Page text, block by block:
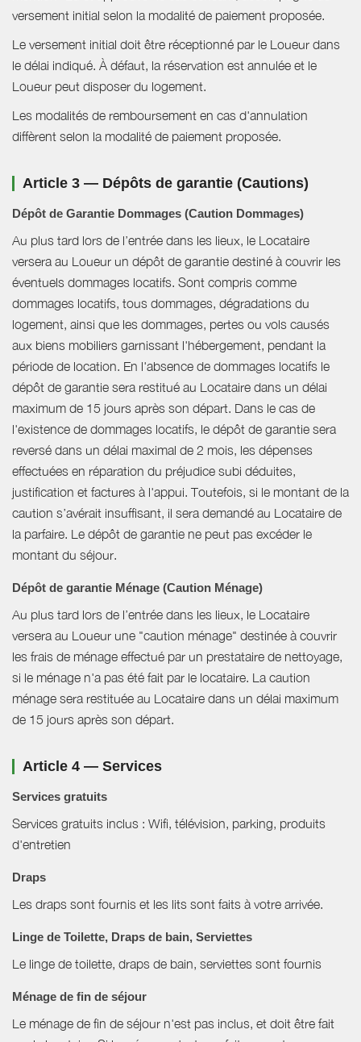
versement initial selon la modalité de paiement proposée.
Le versement initial doit être réceptionné par le Loueur dans
le délai indiqué. À défaut, la réservation est annulée et le
Loueur peut disposer du logement.
Les modalités de remboursement en cas d'annulation
diffèrent selon la modalité de paiement proposée.
Article 3 — Dépôts de garantie (Cautions)
Dépôt de Garantie Dommages (Caution Dommages)
Au plus tard lors de l’entrée dans les lieux, le Locataire
versera au Loueur un dépôt de garantie destiné à couvrir les
éventuels dommages locatifs. Sont compris comme
dommages locatifs, tous dommages, dégradations du
logement, ainsi que les dommages, pertes ou vols causés
aux biens mobiliers garnissant l'hébergement, pendant la
période de location. En l'absence de dommages locatifs le
dépôt de garantie sera restitué au Locataire dans un délai
maximum de 15 jours après son départ. Dans le cas de
l'existence de dommages locatifs, le dépôt de garantie sera
reversé dans un délai maximal de 2 mois, les dépenses
effectuées en réparation du préjudice subi déduites,
justification et factures à l'appui. Toutefois, si le montant de la
caution s’avérait insuffisant, il sera demandé au Locataire de
la parfaire. Le dépôt de garantie ne peut pas excéder le
montant du séjour.
Dépôt de garantie Ménage (Caution Ménage)
Au plus tard lors de l’entrée dans les lieux, le Locataire
versera au Loueur une "caution ménage" destinée à couvrir
les frais de ménage effectué par un prestataire de nettoyage,
si le ménage n'a pas été fait par le locataire. La caution
ménage sera restituée au Locataire dans un délai maximum
de 15 jours après son départ.
Article 4 — Services
Services gratuits
Services gratuits inclus : Wifi, télévision, parking, produits
d'entretien
Draps
Les draps sont fournis et les lits sont faits à votre arrivée.
Linge de Toilette, Draps de bain, Serviettes
Le linge de toilette, draps de bain, serviettes sont fournis
Ménage de fin de séjour
Le ménage de fin de séjour n'est pas inclus, et doit être fait